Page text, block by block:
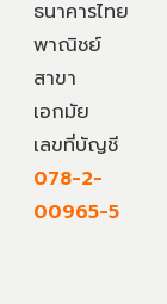
ธนาคารไทย
พาณิชย์
สาขา
เอกมัย
เลขที่บัญชี
078-2-
00965-5